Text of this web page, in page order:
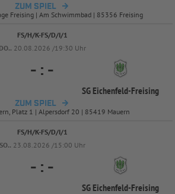
ZUM SPIEL
Freising | Am Schwimmbad | 85356 Freising
FS/H/K-FS/D/I/1
DO.. 20.08.2026 /19:30 Uhr
- : -
SG Eichenfeld-Freising
ZUM SPIEL
Platz 1 | Alpersdorf 20 | 85419 Mauern
FS/H/K-FS/D/I/1
SO.. 23.08.2026 /15:00 Uhr
- : -
SG Eichenfeld-Freising